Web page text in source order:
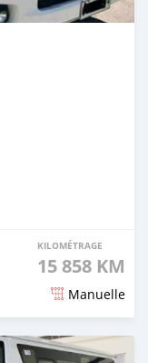
KILOMÉTRAGE
15 858 KM
Manuelle